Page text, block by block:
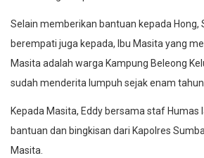
Selain memberikan bantuan kepada Hong,
berempati juga kepada, Ibu Masita yang
Masita adalah warga Kampung Beleong
sudah menderita lumpuh sejak enam tahun
Kepada Masita, Eddy bersama staf Humas
bantuan dan bingkisan dari Kapolres
Masita.